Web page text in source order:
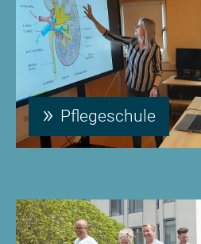
Pflegeschule